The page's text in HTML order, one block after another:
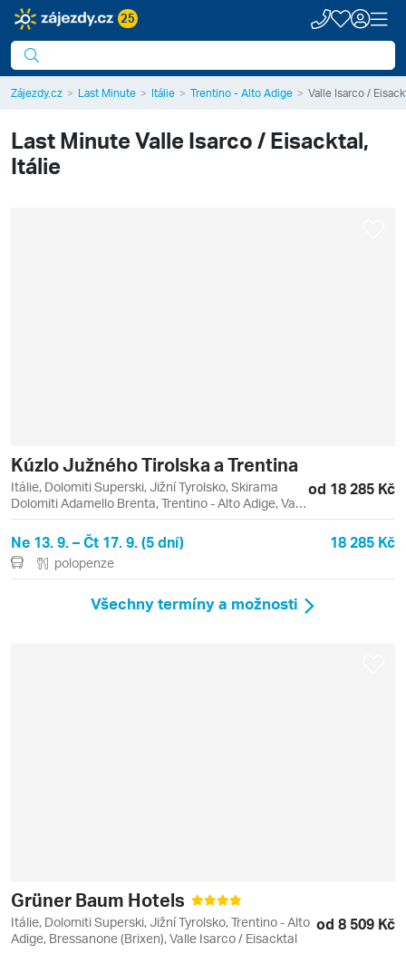
25
Zájezdy.cz Last Minute Itálie Trentino - Alto Adige Valle Isarco /
Last MinuteValle Isarco / Eisacktal,
Itálie
Kúzlo Južného Tirolska a Trentina
Itálie, Dolomiti Superski, Jižní Tyrolsko, Skirama
Dolomiti Adamello Brenta, Trentino - Alto Adige, Val
di Sole, Bressanone (Brixen), Madonna di Campiglio,
Madonna di Campiglio / Pinzolo, Molveno,
Paganella, Renon (Ritten), Rittner Horn, Valle Isarco
/ Eisacktal
od 18 285 Kč
Ne 13. 9. – Čt 17. 9. (5 dní) 18 285 Kč
polopenze
Všechny termíny a možnosti
Grüner Baum Hotels
Itálie, Dolomiti Superski, Jižní Tyrolsko, Trentino - Alto
Adige, Bressanone (Brixen), Valle Isarco / Eisacktal
od 8 509 Kč